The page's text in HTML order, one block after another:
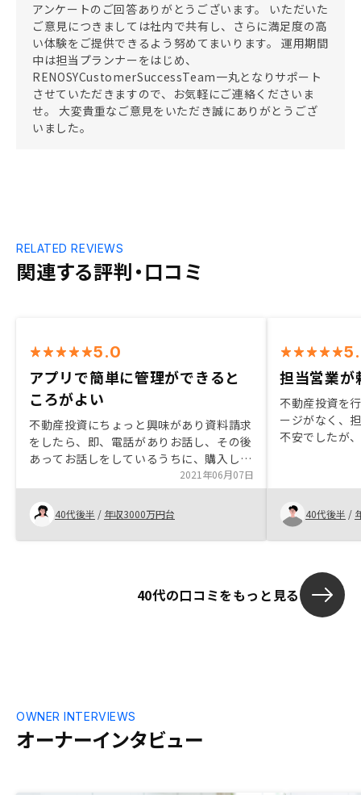
アンケートのご回答ありがとうございます。 いただいた
ご意見につきましては社内で共有し、さらに満足度の高
い体験をご提供できるよう努めてまいります。 運用期間
中は担当プランナーをはじめ、
RENOSYCustomerSuccessTeam一丸となりサポート
させていただきますので、お気軽にご連絡くださいま
せ。 大変貴重なご意見をいただき誠にありがとうござ
いました。
関連する評判・口コミ
RELATED REVIEWS
5.0
アプリで簡単に管理ができると
ころがよい
不動産投資にちょっと興味があり資料請求
をしたら、即、電話がありお話し、その後
あってお話しをしているうちに、購入して
みようかなと思うに至りました。決め手と
しては、サポート体制がしっかりしていそ
うなところや、アプリで簡単に管理ができ
るところがよいと思いました。今のとこ
ろ、特に思いつきません。
2021年06月07日
40代後半 / 年収3000万円台
担当営業が
不動産投資を
ージがなく、
不安でしたが
した決め手と
40代後半 /
40代の口コミをもっと見る
オーナーインタビュー
OWNER INTERVIEWS